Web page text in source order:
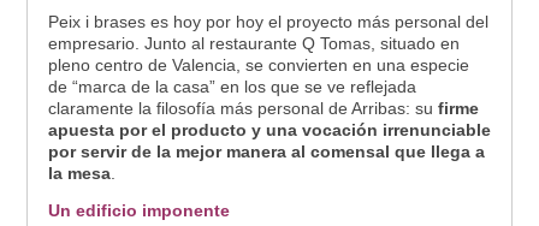
Peix i brases es hoy por hoy el proyecto más personal del
empresario. Junto al restaurante Q Tomas, situado en
pleno centro de Valencia, se convierten en una especie
de “marca de la casa” en los que se ve reflejada
claramente la filosofía más personal de Arribas: su firme
apuesta por el producto y una vocación irrenunciable
por servir de la mejor manera al comensal que llega a
la mesa.
Un edificio imponente